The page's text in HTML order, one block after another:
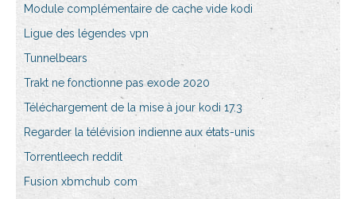
Module complémentaire de cache vide kodi
Ligue des légendes vpn
Tunnelbears
Trakt ne fonctionne pas exode 2020
Téléchargement de la mise à jour kodi 17.3
Regarder la télévision indienne aux états-unis
Torrentleech reddit
Fusion xbmchub com